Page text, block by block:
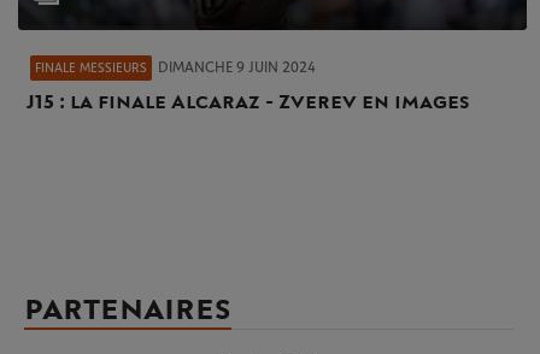
FINALE MESSIEURS DIMANCHE 9 JUIN 2024
J15 : la finale Alcaraz - Zverev en images
PARTENAIRES